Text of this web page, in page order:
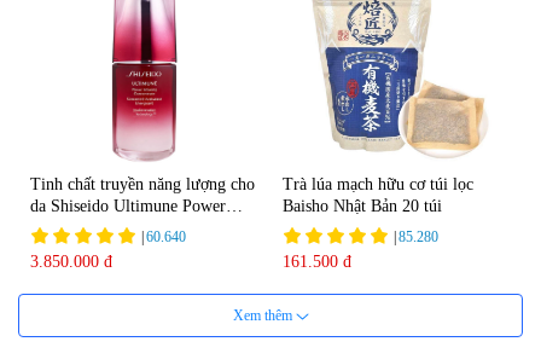
Tinh chất truyền năng lượng cho
da Shiseido Ultimune Power
75ml
|60.640
3.850.000 đ
Trà lúa mạch hữu cơ túi lọc
Baisho Nhật Bản 20 túi
|85.280
161.500 đ
Xem thêm